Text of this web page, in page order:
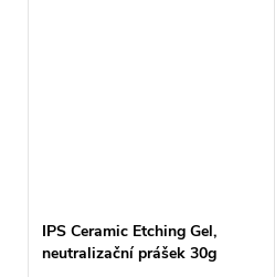
IPS Ceramic Etching Gel,
neutralizační prášek 30g